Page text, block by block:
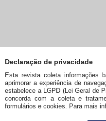
Declaração de privacidade
Esta revista coleta informações
aprimorar a experiência de
estabelece a LGPD (Lei Geral de
concorda com a coleta e
formulários e cookies. Para mais